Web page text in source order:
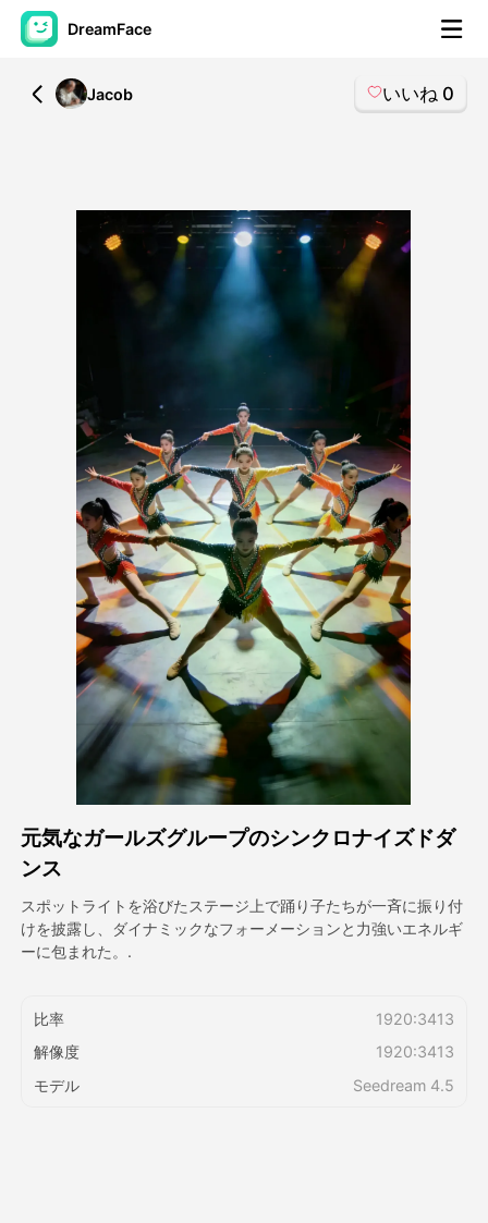
DreamFace
AIツール
製品ニュース製品案内会社案内
人工知能の写真
テンプレート
アバター動画
製品ニュース製品案内会社案内
人工知能の写真
その他のツール
すべてのテンプレートを見る
ギャラリー
ブログ
価格
All
Jacob いいね 0
元気なガールズグループのシンクロナイズドダ
ンス
スポットライトを浴びたステージ上で踊り子たちが一斉に振り付
けを披露し、ダイナミックなフォーメーションと力強いエネルギ
ーに包まれた。.
比率
1920:3413
解像度
1920:3413
モデル
Seedream 4.5